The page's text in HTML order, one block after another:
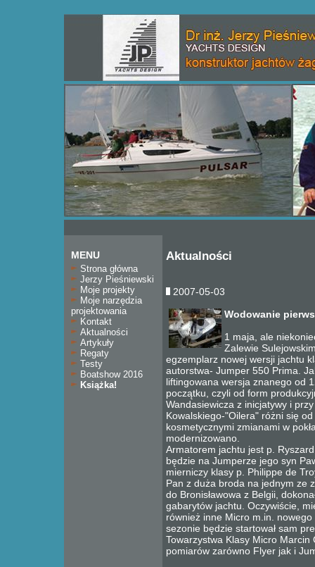
MENU
Strona główna
Jerzy Pieśniewski
Moje projekty
Moje narzędzia
projektowania
Kontakt
Aktualności
Artykuły
Regaty
Testy
Boatshow 2016
Książka!
Aktualności
2007-05-03
Wodowanie
1 maja, ale
Zalewie
egzemplarz nowej wersji jachtu
autorstwa- Jumper 550 Prima.
liftingowana wersja znanego od
początku, czyli od form
Wandasiewicza z inicjatywy i
Kowalskiego-"Oilera" różni się
kosmetycznymi zmianami w
modernizowano.
Armatorem jachtu jest p.
będzie na Jumperze jego syn
mierniczy klasy p. Philippe de
Pan z duża broda na jednym ze
do Bronisławowa z Belgii,
gabarytów jachtu. Oczywiście,
również inne Micro m.in.
sezonie będzie startował sam
Towarzystwa Klasy Micro Marcin
pomiarów zarówno Flyer jak i